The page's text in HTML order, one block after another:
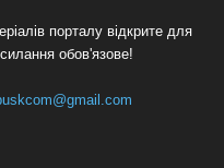
порталу відкрите для
обов'язове!